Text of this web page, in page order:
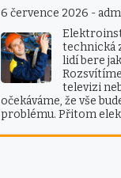
6 července 2026 -
technická
lidí bere
televizi
očekáváme, že vše
problému. Přitom